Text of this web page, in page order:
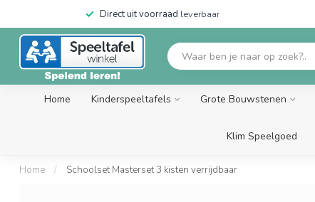
Direct uit voorraad leverbaar
Home Kinderspeeltafels Grote Bouwstenen
Klim Speelgoed
Home / Schoolset Masterset 3 kisten verrijdbaar